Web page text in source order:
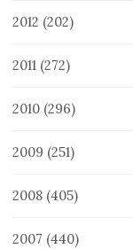
2012 (202)
2011 (272)
2010 (296)
2009 (251)
2008 (405)
2007 (440)